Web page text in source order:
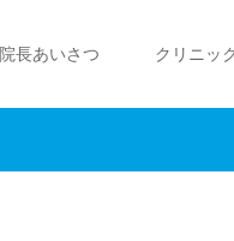
院長あいさつ クリニッ